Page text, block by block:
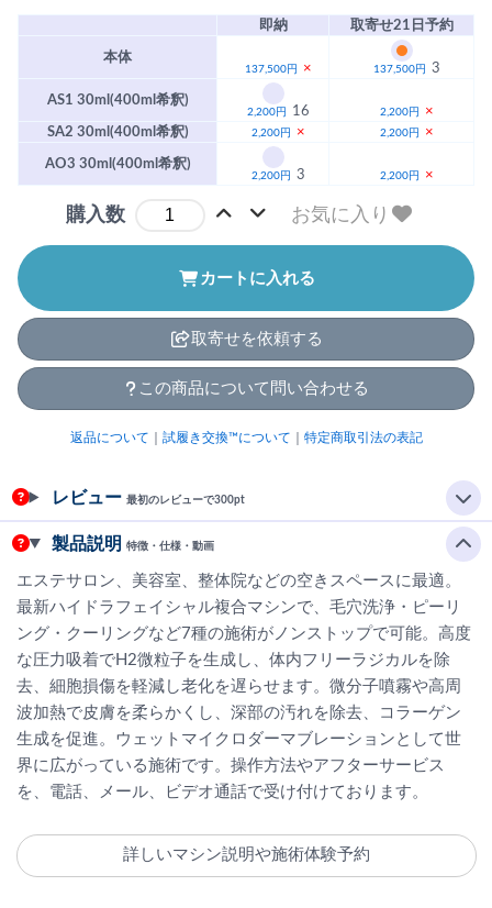
即納 取寄せ21日予約
本体
137,500円 × 137,500円 3
AS1 30ml(400ml希釈)
2,200円 16 2,200円
×
SA2 30ml(400ml希釈)
2,200円 × 2,200円 ×
AO3 30ml(400ml希釈)
2,200円 3 2,200円 ×
購入数 お気に入り
カートに入れる
取寄せを依頼する
この商品について問い合わせる
返品について 試履き交換™について 特定商取引法の表記
レビュー 最初のレビューで300pt
製品説明 特徴・仕様・動画
エステサロン、美容室、整体院などの空きスペースに最適。
最新ハイドラフェイシャル複合マシンで、毛穴洗浄・ピーリ
ング・クーリングなど7種の施術がノンストップで可能。高度
な圧力吸着でH2微粒子を生成し、体内フリーラジカルを除
去、細胞損傷を軽減し老化を遅らせます。微分子噴霧や高周
波加熱で皮膚を柔らかくし、深部の汚れを除去、コラーゲン
生成を促進。ウェットマイクロダーマブレーションとして世
界に広がっている施術です。操作方法やアフターサービス
を、電話、メール、ビデオ通話で受け付けております。
詳しいマシン説明や施術体験予約